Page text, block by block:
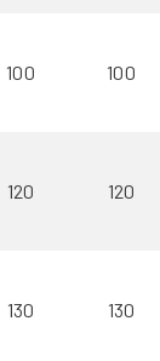
100 100
120 120
130 130